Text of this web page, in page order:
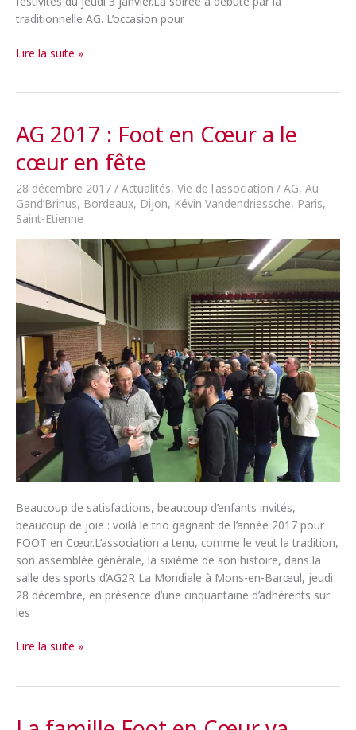
traditionnelle AG. L’occasion pour
AG
en
Cœur,
ça
bat
fort
Lire la suite »
AG 2017 : Foot en Cœur a le
cœur en fête
28 décembre 2017 / Actualités, Vie de l'association / AG, Au
Gand’Brinus, Bordeaux, Dijon, Kévin Vandendriessche, Paris,
Saint-Etienne
Beaucoup de satisfactions, beaucoup d’enfants invités,
beaucoup de joie : voilà le trio gagnant de l’année 2017 pour
FOOT en Cœur.L’association a tenu, comme le veut la tradition,
son assemblée générale, la sixième de son histoire, dans la
salle des sports d’AG2R La Mondiale à Mons-en-Barœul, jeudi
28 décembre, en présence d’une cinquantaine d’adhérents sur
les
AG
Lire la suite »